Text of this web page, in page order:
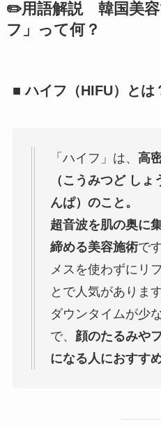
✏️用語解説 韓国美容
フ」って何？
■ ハイフ（HIFU）とは
「ハイフ」は、 高
（こうみつど し
んぱ）のこと。
超音波を肌の奥に
締める美容施術です
メスを使わずにリ
とで人気があります
ダウンタイムが少
で、 顔のたるみや
になる人におすす